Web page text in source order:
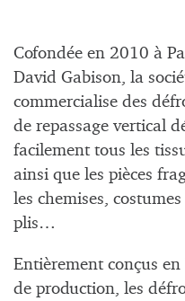
Cofondée en 2010 à
David Gabison, la
commercialise des
de repassage vertical
facilement tous les
ainsi que les pièces
les chemises,
plis…
Entièrement conçus en
de production, les